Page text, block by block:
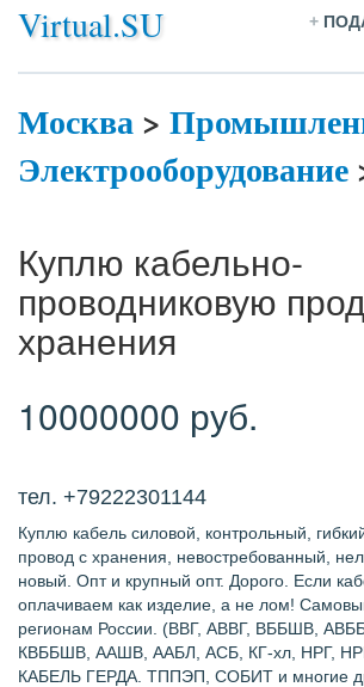
Virtual.SU +
Москва>
Электрооборудование
Куплю кабельно-
проводниковую
хранения
10000000 руб.
тел. +79222301144
Куплю кабель силовой, контрольный,
провод с хранения, невостребованный,
новый. Опт и крупный опт. Дорого. Если
оплачиваем как изделие, а не лом!
регионам России. (ВВГ, АВВГ, ВББШВ,
КВББШВ, ААШВ, ААБЛ, АСБ, КГ-хл, НРГ,
КАБЕЛЬ ГЕРДА. ТППЭП, СОБИТ и многие